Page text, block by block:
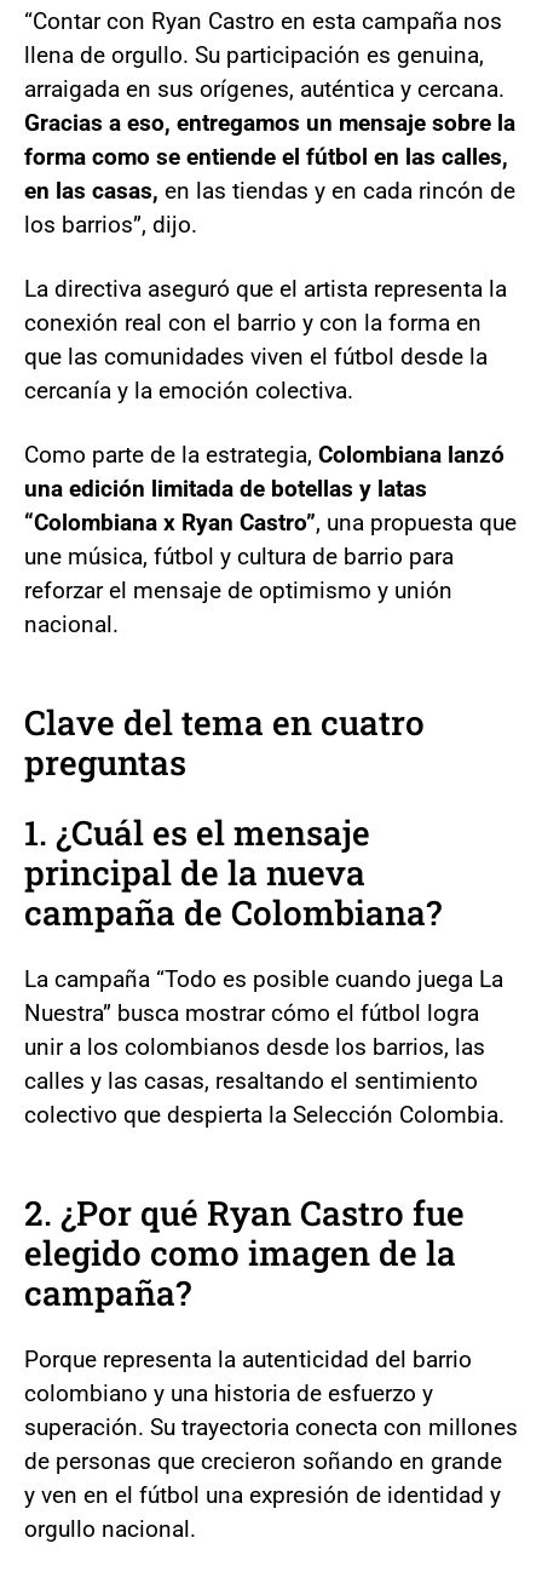
“Contar con Ryan Castro en esta campaña nos
llena de orgullo. Su participación es genuina,
arraigada en sus orígenes, auténtica y cercana.
Gracias a eso, entregamos un mensaje sobre la
forma como se entiende el fútbol en las calles,
en las casas, en las tiendas y en cada rincón de
los barrios”, dijo.
La directiva aseguró que el artista representa la
conexión real con el barrio y con la forma en
que las comunidades viven el fútbol desde la
cercanía y la emoción colectiva.
Como parte de la estrategia, Colombiana lanzó
una edición limitada de botellas y latas
“Colombiana x Ryan Castro”, una propuesta que
une música, fútbol y cultura de barrio para
reforzar el mensaje de optimismo y unión
nacional.
Clave del tema en cuatro
preguntas
1. ¿Cuál es el mensaje
principal de la nueva
campaña de Colombiana?
La campaña “Todo es posible cuando juega La
Nuestra” busca mostrar cómo el fútbol logra
unir a los colombianos desde los barrios, las
calles y las casas, resaltando el sentimiento
colectivo que despierta la Selección Colombia.
2. ¿Por qué Ryan Castro fue
elegido como imagen de la
campaña?
Porque representa la autenticidad del barrio
colombiano y una historia de esfuerzo y
superación. Su trayectoria conecta con millones
de personas que crecieron soñando en grande
y ven en el fútbol una expresión de identidad y
orgullo nacional.